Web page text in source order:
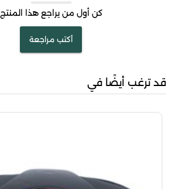
كن أول من يراجع هذا المنتج
أكتب مراجعة
قد ترغب أيضًا في